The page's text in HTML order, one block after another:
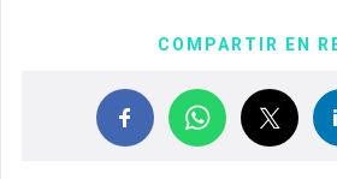
COMPARTIR EN